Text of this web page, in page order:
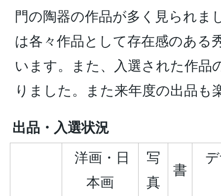
門の陶器の作品が多く見られま
は各々作品として存在感のある
います。また、入選された作品
りました。また来年度の出品も
出品・入選状況
洋画・日
本画
写
真
書